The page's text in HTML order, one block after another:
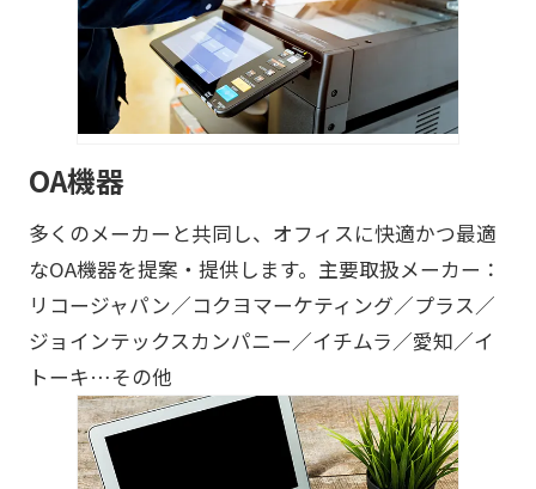
OA機器
多くのメーカーと共同し、オフィスに快適かつ最適
なOA機器を提案・提供します。主要取扱メーカー：
リコージャパン／コクヨマーケティング／プラス／
ジョインテックスカンパニー／イチムラ／愛知／イ
トーキ…その他